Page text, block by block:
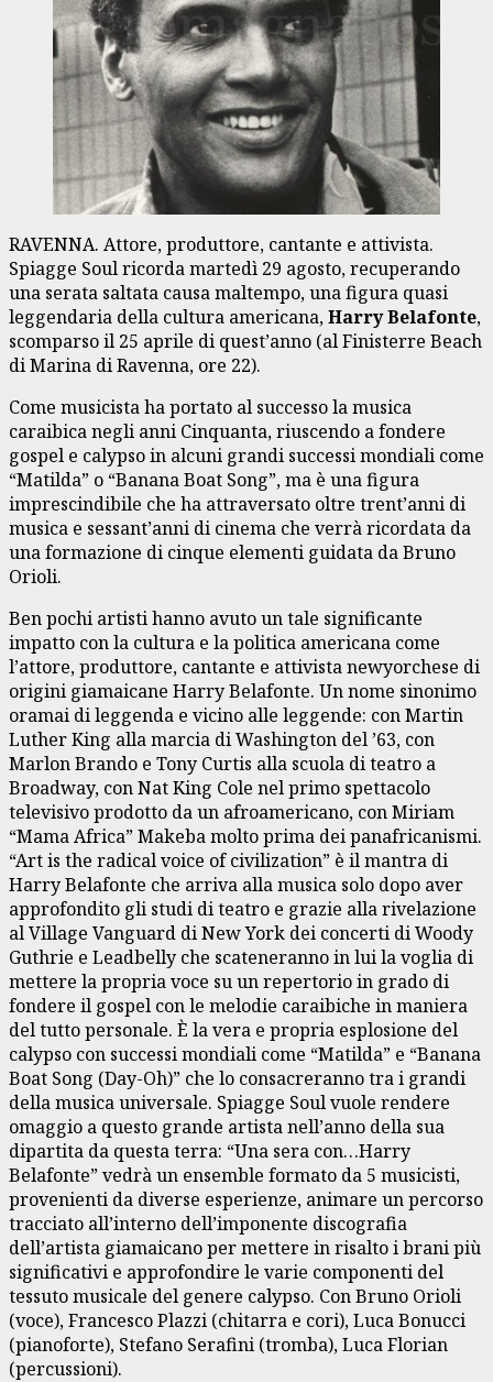
RAVENNA. Attore, produttore, cantante e attivista.
Spiagge Soul ricorda martedì 29 agosto, recuperando
una serata saltata causa maltempo, una figura quasi
leggendaria della cultura americana,Harry Belafonte,
scomparso il 25 aprile di quest’anno (al Finisterre Beach
di Marina di Ravenna, ore 22).
Come musicista ha portato al successo la musica
caraibica negli anni Cinquanta, riuscendo a fondere
gospel e calypso in alcuni grandi successi mondiali come
“Matilda” o “Banana Boat Song”, ma è una figura
imprescindibile che ha attraversato oltre trent’anni di
musica e sessant’anni di cinema che verrà ricordata da
una formazione di cinque elementi guidata da Bruno
Orioli.
Ben pochi artisti hanno avuto un tale significante
impatto con la cultura e la politica americana come
l’attore, produttore, cantante e attivista newyorchese di
origini giamaicane Harry Belafonte. Un nome sinonimo
oramai di leggenda e vicino alle leggende: con Martin
Luther King alla marcia di Washington del ’63, con
Marlon Brando e Tony Curtis alla scuola di teatro a
Broadway, con Nat King Cole nel primo spettacolo
televisivo prodotto da un afroamericano, con Miriam
“Mama Africa” Makeba molto prima dei panafricanismi.
“Art is the radical voice of civilization” è il mantra di
Harry Belafonte che arriva alla musica solo dopo aver
approfondito gli studi di teatro e grazie alla rivelazione
al Village Vanguard di New York dei concerti di Woody
Guthrie e Leadbelly che scateneranno in lui la voglia di
mettere la propria voce su un repertorio in grado di
fondere il gospel con le melodie caraibiche in maniera
del tutto personale. È la vera e propria esplosione del
calypso con successi mondiali come “Matilda” e “Banana
Boat Song (Day-Oh)” che lo consacreranno tra i grandi
della musica universale. Spiagge Soul vuole rendere
omaggio a questo grande artista nell’anno della sua
dipartita da questa terra: “Una sera con…Harry
Belafonte” vedrà un ensemble formato da 5 musicisti,
provenienti da diverse esperienze, animare un percorso
tracciato all’interno dell’imponente discografia
dell’artista giamaicano per mettere in risalto i brani più
significativi e approfondire le varie componenti del
tessuto musicale del genere calypso. Con Bruno Orioli
(voce), Francesco Plazzi (chitarra e cori), Luca Bonucci
(pianoforte), Stefano Serafini (tromba), Luca Florian
(percussioni).